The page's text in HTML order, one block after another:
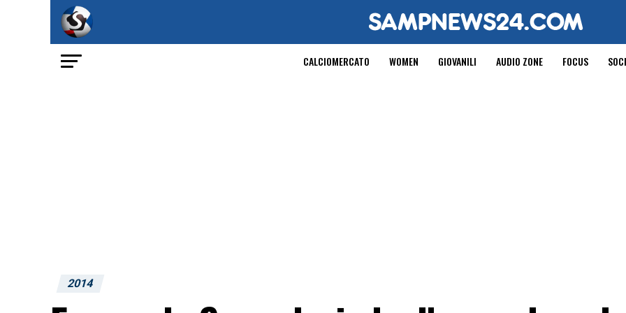
CALCIOMERCATO WOMEN GIOVANILI AUDIO ZONE FOCUS
2014